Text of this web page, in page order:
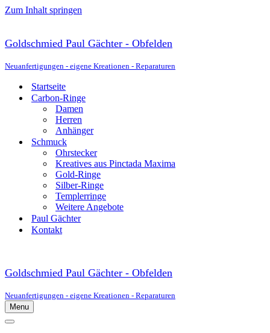
Zum Inhalt springen
Goldschmied Paul Gächter - Obfelden
Neuanfertigungen - eigene Kreationen - Reparaturen
Startseite
Carbon-Ringe
Damen
Herren
Anhänger
Schmuck
Ohrstecker
Kreatives aus Pinctada Maxima
Gold-Ringe
Silber-Ringe
Templerringe
Weitere Angebote
Paul Gächter
Kontakt
Goldschmied Paul Gächter - Obfelden
Neuanfertigungen - eigene Kreationen - Reparaturen
Menu
Navigationsmenü
Navigationsmenü